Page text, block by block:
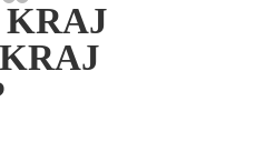
KRAJ